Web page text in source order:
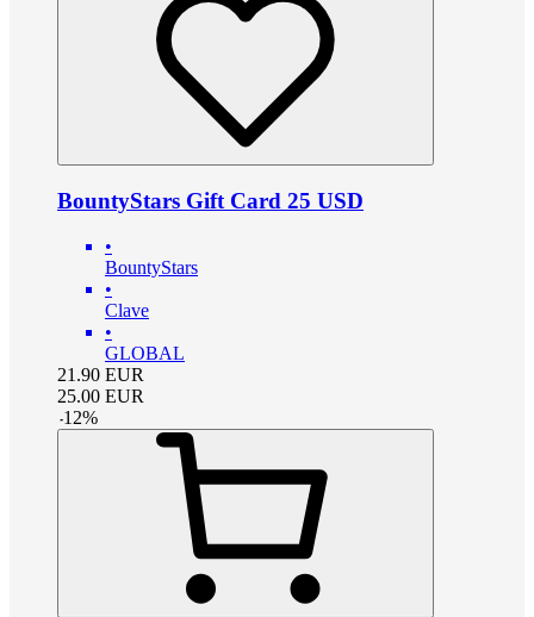
BountyStars Gift Card 25 USD
•
BountyStars
•
Clave
•
GLOBAL
21.90 EUR
25.00 EUR
-12%